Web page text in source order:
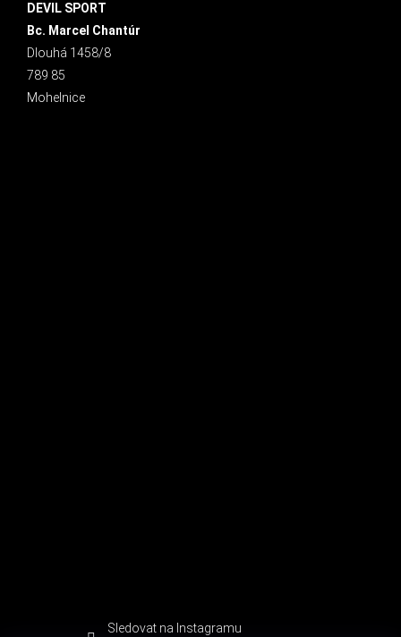
DEVIL SPORT
Bc. Marcel Chantúr
Dlouhá 1458/8
789 85
Mohelnice
Sledovat na Instagramu